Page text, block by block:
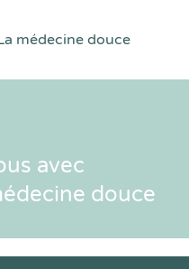
médecine douce
avec
douce